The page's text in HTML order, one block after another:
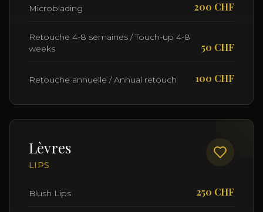
Microblading 200 CHF
Retouche 4-8 semaines / Touch-up 4-8
weeks
50 CHF
Retouche annuelle / Annual retouch 100 CHF
Lèvres
LIPS
Blush Lips 250 CHF